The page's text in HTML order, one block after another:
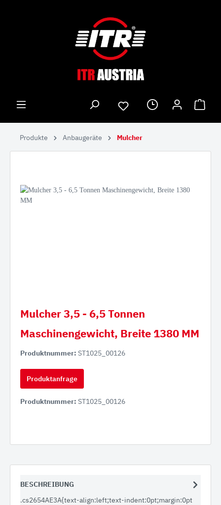
Produkte Anbaugeräte Mulcher
Mulcher 3,5 - 6,5 Tonnen
Maschinengewicht, Breite 1380 MM
Produktnummer: ST1025_00126
Produktanfrage
Produktnummer: ST1025_00126
BESCHREIBUNG
.cs2654AE3A{text-align:left;text-indent:0pt;margin:0pt